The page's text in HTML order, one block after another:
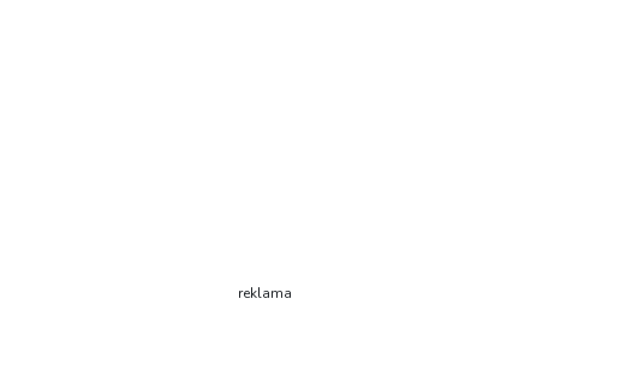
reklama